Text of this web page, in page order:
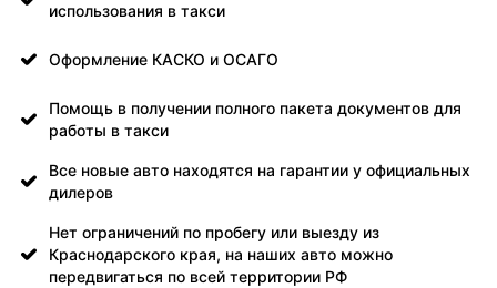
использования в такси
Оформление КАСКО и ОСАГО
Помощь в получении полного пакета документов для
работы в такси
Все новые авто находятся на гарантии у официальных
дилеров
Нет ограничений по пробегу или выезду из
Краснодарского края, на наших авто можно
передвигаться по всей территории РФ